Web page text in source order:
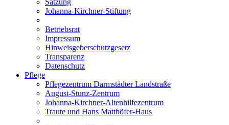
Satzung
Johanna-Kirchner-Stiftung
Betriebsrat
Impressum
Hinweisgeberschutzgesetz
Transparenz
Datenschutz
Pflege
Pflegezentrum Darmstädter Landstraße
August-Stunz-Zentrum
Johanna-Kirchner-Altenhilfezentrum
Traute und Hans Matthöfer-Haus